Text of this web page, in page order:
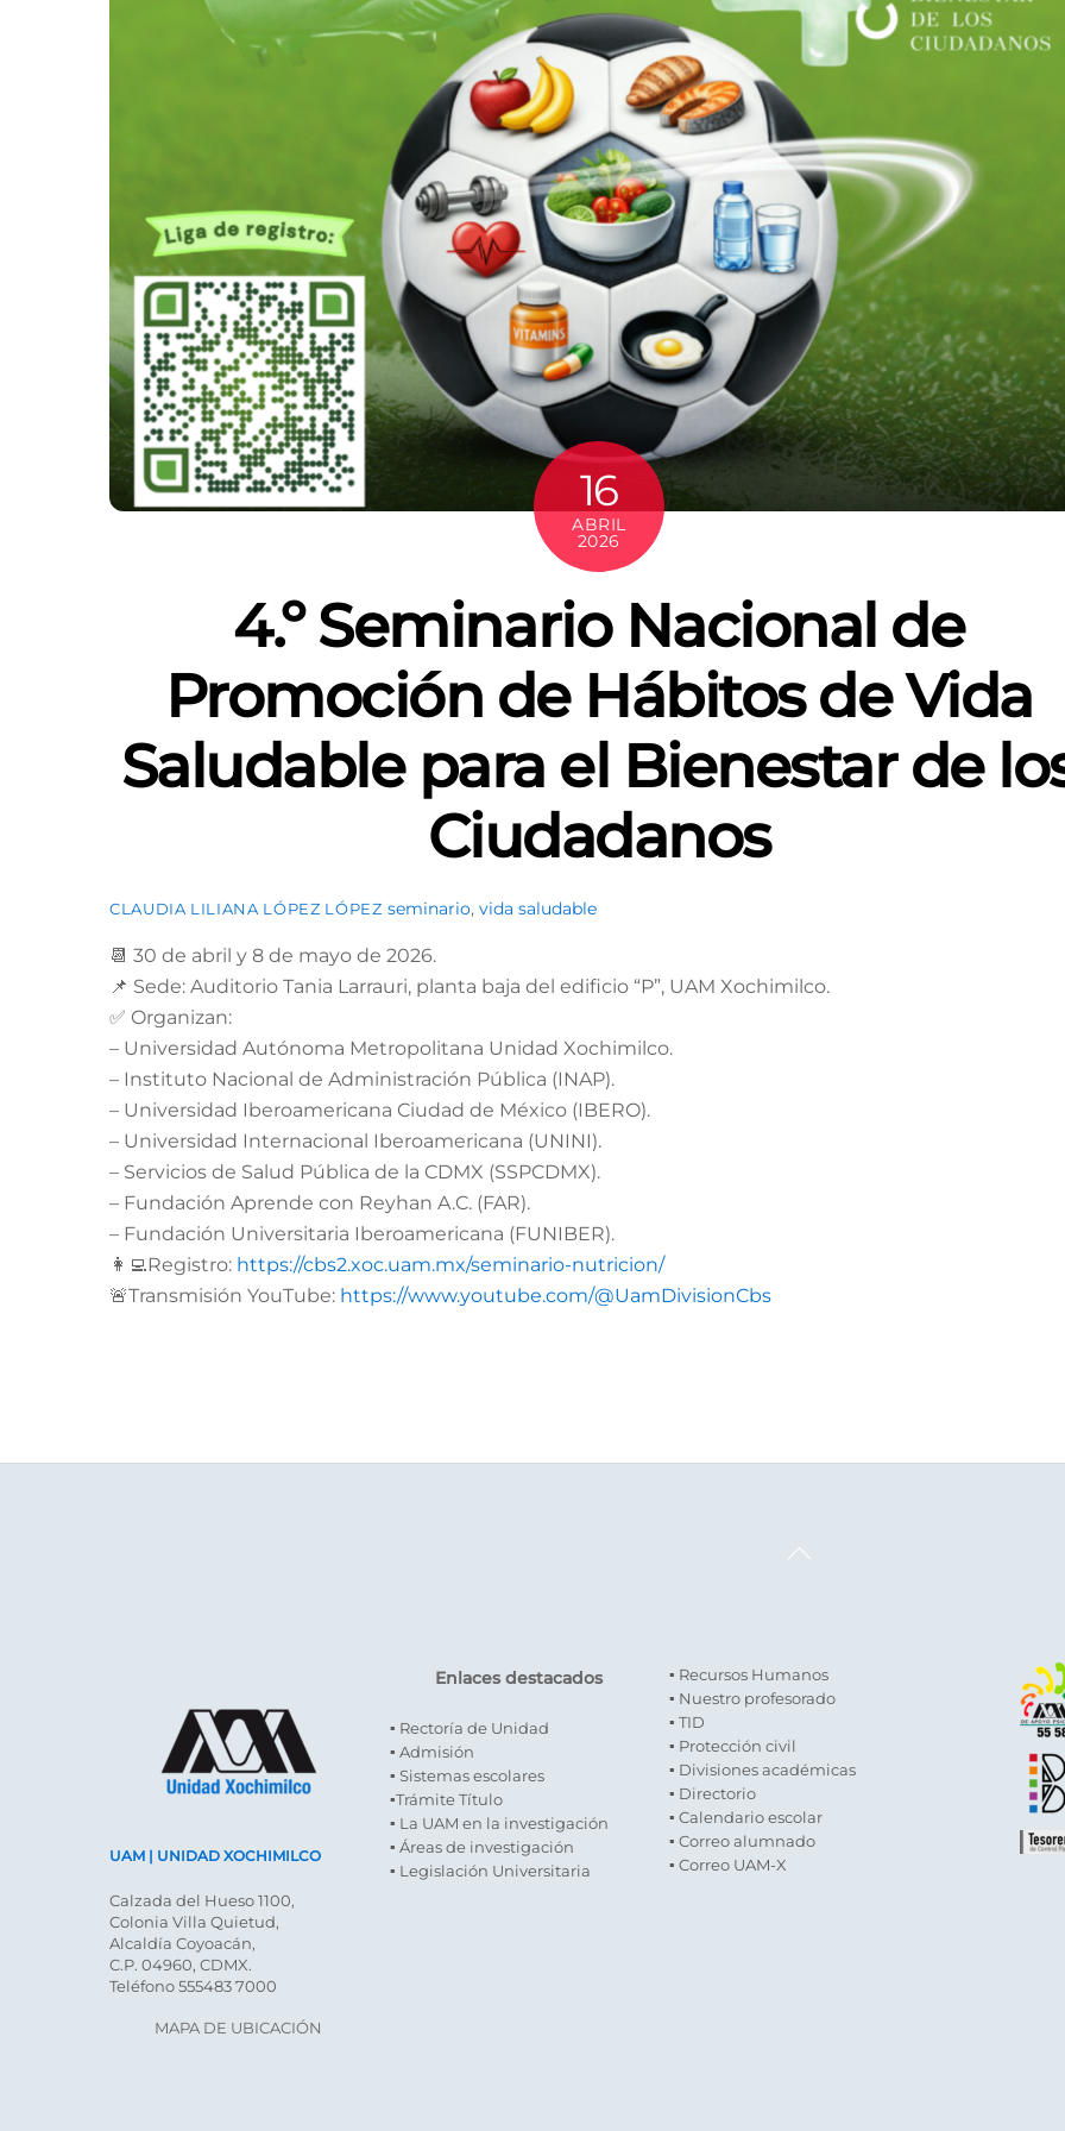
16
ABRIL
2026
4.º Seminario Nacional de
Promoción de Hábitos de Vida
Saludable para el Bienestar de
Ciudadanos
CLAUDIA LILIANA LÓPEZ LÓPEZ seminario, vida saludable
📆 30 de abril y 8 de mayo de 2026.
📌 Sede: Auditorio Tania Larrauri, planta baja del edificio “P”, UAM Xochimilco.
✅ Organizan:
– Universidad Autónoma Metropolitana Unidad Xochimilco.
– Instituto Nacional de Administración Pública (INAP).
– Universidad Iberoamericana Ciudad de México (IBERO).
– Universidad Internacional Iberoamericana (UNINI).
– Servicios de Salud Pública de la CDMX (SSPCDMX).
– Fundación Aprende con Reyhan A.C. (FAR).
– Fundación Universitaria Iberoamericana (FUNIBER).
👩‍💻Registro: https://cbs2.xoc.uam.mx/seminario-nutricion/
🚨Transmisión YouTube: https://www.youtube.com/@UamDivisionCbs
Back
UAM | UNIDAD XOCHIMILCO
Calzada del Hueso 1100,
Colonia Villa Quietud,
Alcaldía Coyoacán,
C.P. 04960, CDMX.
Teléfono 555483 7000
MAPA DE UBICACIÓN
Enlaces destacados
▪ Rectoría de Unidad
▪ Admisión
▪ Sistemas escolares
▪Trámite Título
▪ La UAM en la investigación
▪ Áreas de investigación
▪ Legislación Universitaria
▪ Recursos Humanos
▪ Nuestro profesorado
▪ TID
▪ Protección civil
▪ Divisiones académicas
▪ Directorio
▪ Calendario escolar
▪ Correo alumnado
▪ Correo UAM-X